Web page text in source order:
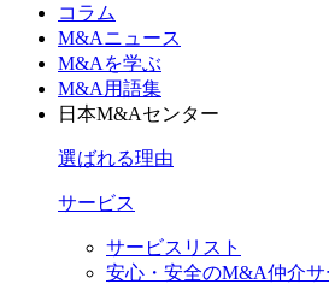
コラム
M&Aニュース
M&Aを学ぶ
M&A用語集
日本M&Aセンター
選ばれる理由
サービス
サービスリスト
安心・安全のM&A仲介サ